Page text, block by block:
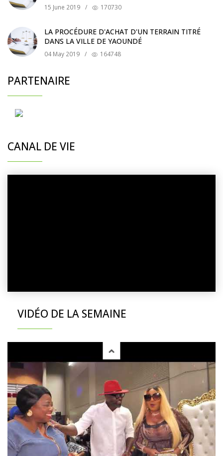
15 June 2019 / 170730
LA PROCÉDURE D'ACHAT D'UN TERRAIN TITRÉ
DANS LA VILLE DE YAOUNDÉ
04 May 2019 / 164748
PARTENAIRE
CANAL DE VIE
VIDÉO DE LA SEMAINE